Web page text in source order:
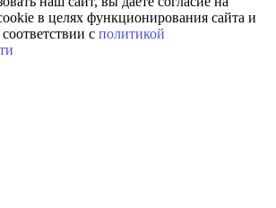
в целях функционирования сайта и
с политикой